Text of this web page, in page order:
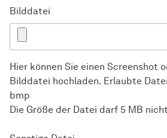
Bilddatei
Hier können Sie einen Screenshot
Bilddatei hochladen. Erlaubte
bmp
Die Größe der Datei darf 5 MB